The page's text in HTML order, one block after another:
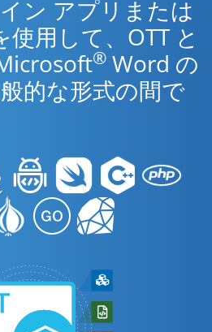
ン アプリまたは
使用して、OTT と
® Word の
的な形式の間で